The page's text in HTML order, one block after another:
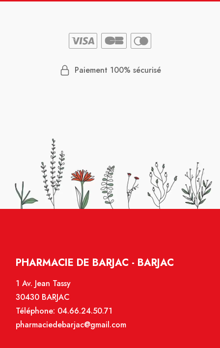
Paiement 100% sécurisé
PHARMACIE DE BARJAC - BARJAC
1 Av. Jean Tassy
30430 BARJAC
Téléphone: 04.66.24.50.71
pharmaciedebarjac@gmail.com